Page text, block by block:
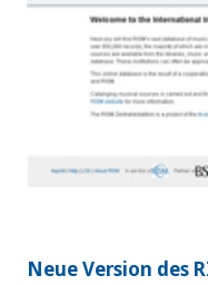
Neue Version des